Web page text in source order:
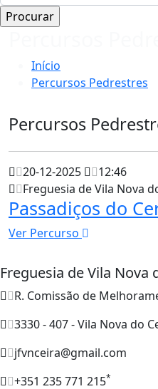
Início
Percursos Pedrestres
Percursos
20-12-2025
12:46
Freguesia de Vila Nova
Passadiços do
Ver Percurso
Freguesia de Vila Nova
R. Comissão de
3330 - 407 - Vila Nova do
jfvnceira@gmail.com
+351 235 771 215*